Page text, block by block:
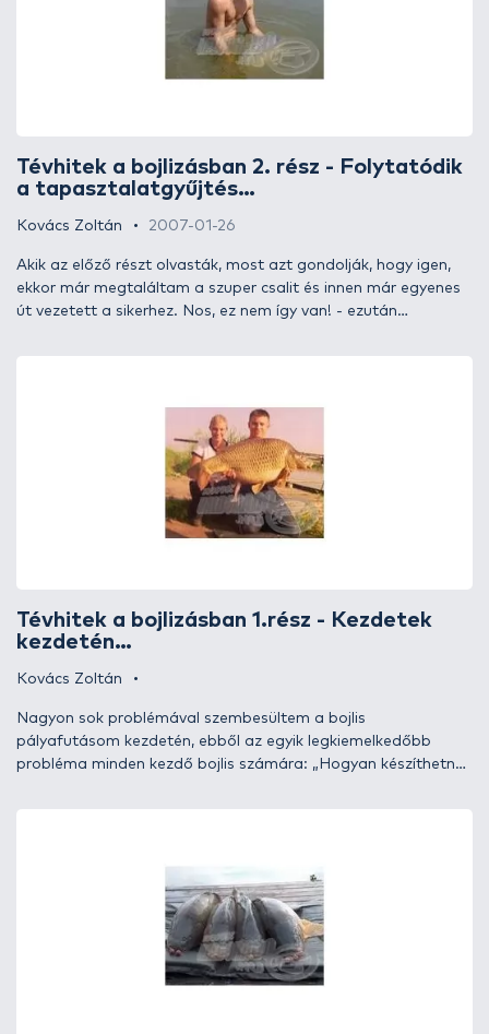
Tévhitek a bojlizásban 2. rész - Folytatódik
a tapasztalatgyűjtés…
Kovács Zoltán 2007-01-26
Akik az előző részt olvasták, most azt gondolják, hogy igen,
ekkor már megtaláltam a szuper csalit és innen már egyenes
út vezetett a sikerhez. Nos, ez nem így van! - ezután
Tévhitek a bojlizásban 1.rész - Kezdetek
kezdetén…
Kovács Zoltán
Nagyon sok problémával szembesültem a bojlis
pályafutásom kezdetén, ebből az egyik legkiemelkedőbb
probléma minden kezdő bojlis számára: „Hogyan készíthetnék
teendő?” De ahhoz, hogy igazán áttekinthető képet kapjatok
a bojlizásról, szükségesnek tartom elmondani, hogy én milyen
vakvágányokra futottam, és hogyan tudtam ezekből
kievickélni. Mert bármennyire hihetetlen, én is végigjártam a
bojlizás útvesztőit, és beugrottam néhány tévhitnek is!